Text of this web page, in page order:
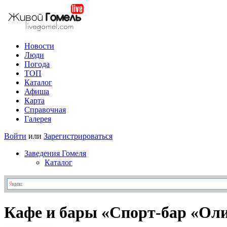
Новости
Люди
Погода
ТОП
Каталог
Афиша
Карта
Справочная
Галерея
Войти или Зарегистрироваться
Заведения Гомеля
Каталог
Кафе и бары «Спорт-бар